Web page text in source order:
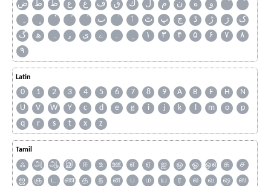
ض
ط ظ ع غ ف ق ك ل م ن ه
و
ٮ
ٲ ٹ پ چ ڈ ڑ ژ
ک
گ
ھ ہ ۄ ی ے ۔ ۱ ۳ ۴ ۵ ۶ ۷
۸
۹
Latin
0 1 2 3 4 5 6 7 8 9 A B F H
N
U
V W Y c d e g i j k l m o
p
q
r s t x z
Tamil
ஃ அ ஆ இ ஈ உ ஊ எ ஏ ஐ ஒ ஓ ஔ க
ச
ஜ
ஞ ட ண த ந ன ப ம ய ர ல வ ஷ
ஸ